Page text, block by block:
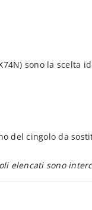
sono la scelta
del cingolo da
elencati sono